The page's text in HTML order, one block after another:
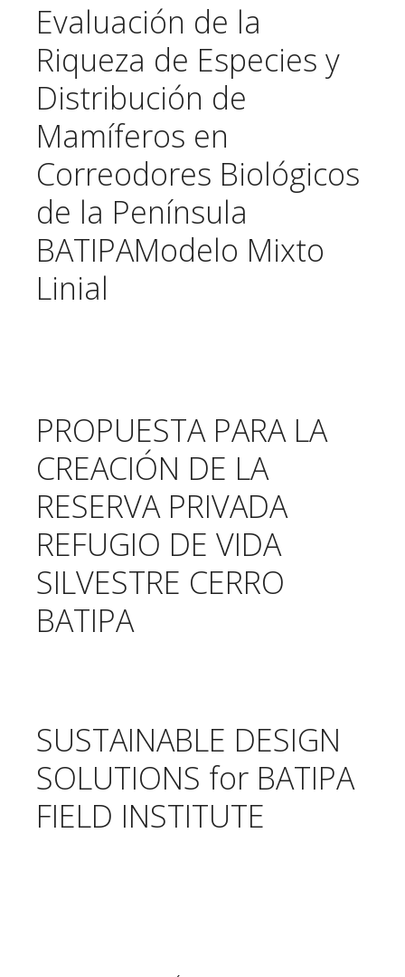
Evaluación de la
Riqueza de Especies y
Distribución de
Mamíferos en
Correodores Biológicos
de la Península
BATIPAModelo Mixto
Linial
PROPUESTA PARA LA
CREACIÓN DE LA
RESERVA PRIVADA
REFUGIO DE VIDA
SILVESTRE CERRO
BATIPA
SUSTAINABLE DESIGN
SOLUTIONS for BATIPA
FIELD INSTITUTE